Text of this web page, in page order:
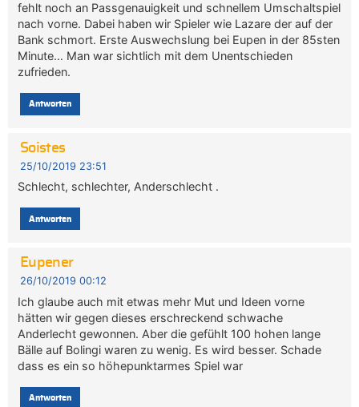
fehlt noch an Passgenauigkeit und schnellem Umschaltspiel
nach vorne. Dabei haben wir Spieler wie Lazare der auf der
Bank schmort. Erste Auswechslung bei Eupen in der 85sten
Minute… Man war sichtlich mit dem Unentschieden
zufrieden.
Antworten
Soistes
25/10/2019 23:51
Schlecht, schlechter, Anderschlecht .
Antworten
Eupener
26/10/2019 00:12
Ich glaube auch mit etwas mehr Mut und Ideen vorne
hätten wir gegen dieses erschreckend schwache
Anderlecht gewonnen. Aber die gefühlt 100 hohen lange
Bälle auf Bolingi waren zu wenig. Es wird besser. Schade
dass es ein so höhepunktarmes Spiel war
Antworten